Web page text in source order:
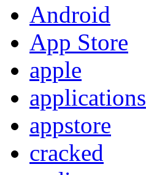
Android
App Store
apple
applications
appstore
cracked